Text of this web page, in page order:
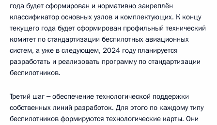
года будет сформирован и нормативно закреплён
классификатор основных узлов и комплектующих. К концу
текущего года будет сформирован профильный технический
комитет по стандартизации беспилотных авиационных
систем, а уже в следующем, 2024 году планируется
разработать и реализовать программу по стандартизации
беспилотников.
Третий шаг ‒ обеспечение технологической поддержки
собственных линий разработок. Для этого по каждому типу
беспилотников формируются технологические карты. Они